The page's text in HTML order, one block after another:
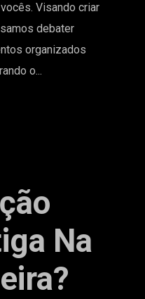
Visando criar
debater
organizados
o...
Na